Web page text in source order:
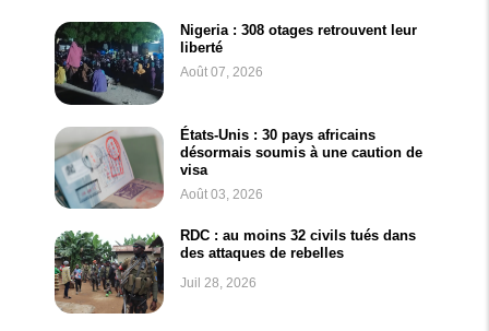
Nigeria : 308 otages retrouvent leur
liberté
Août 07, 2026
États-Unis : 30 pays africains
désormais soumis à une caution de
visa
Août 03, 2026
RDC : au moins 32 civils tués dans
des attaques de rebelles
Juil 28, 2026